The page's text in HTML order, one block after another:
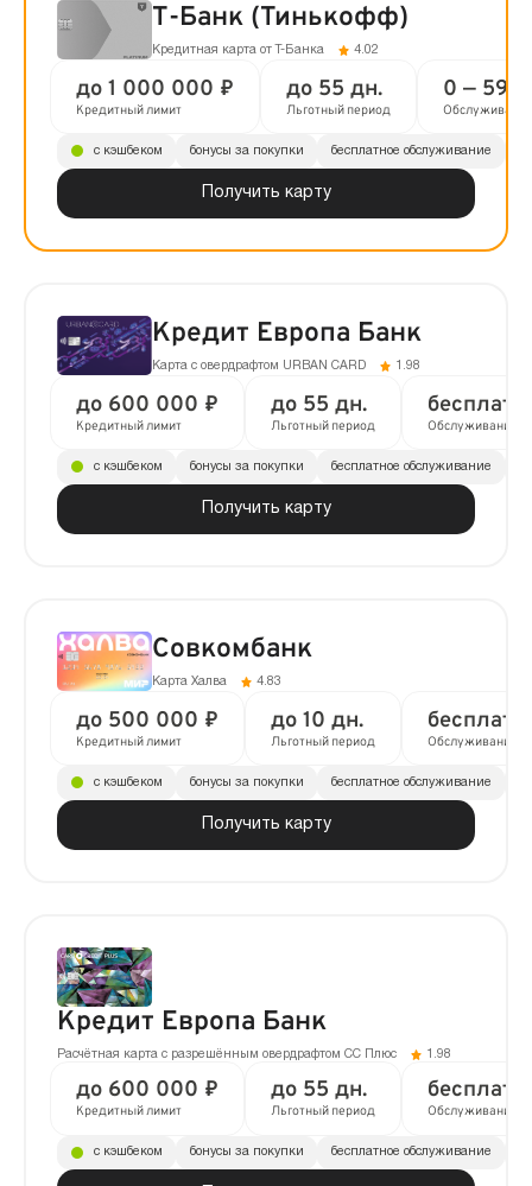
Т-Банк (Тинькофф)
Кредитная карта от Т-Банка 4.02
до 1 000 000 ₽
Кредитный лимит
до 55 дн.
Льготный период
0 — 590
Обслуживание
Получить карту
с кэшбеком бонусы за покупки бесплатное обслуживание
Кредит Европа Банк
Карта с овердрафтом URBAN CARD 1.98
до 600 000 ₽
Кредитный лимит
до 55 дн.
Льготный период Обслуживание
Получить карту
с кэшбеком бонусы за покупки бесплатное обслуживание
Совкомбанк
Карта Халва 4.83
до 500 000 ₽
Кредитный лимит
до 10 дн.
Льготный период Обслуживание
Получить карту
с кэшбеком бонусы за покупки бесплатное обслуживание
Кредит Европа Банк
Расчётная карта с разрешённым овердрафтом CC Плюс 1.98
до 600 000 ₽
Кредитный лимит
до 55 дн.
Льготный период Обслуживание
с кэшбеком бонусы за покупки бесплатное обслуживание